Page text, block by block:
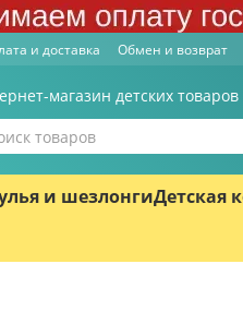
и доставка Обмен и возврат
магазин детских товаров
и шезлонгиДетская